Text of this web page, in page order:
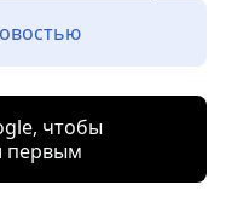
чтобы
первым